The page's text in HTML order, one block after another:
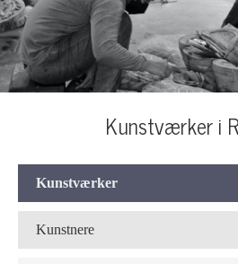
Kunstværker i
Kunstværker
Kunstnere